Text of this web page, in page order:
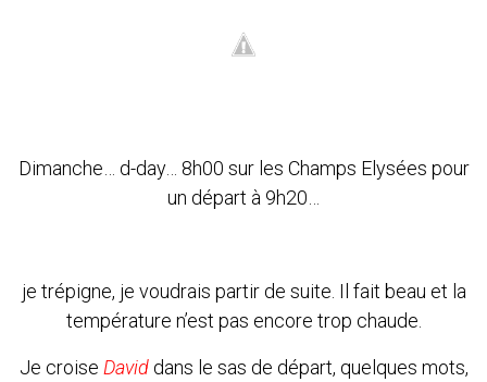
Dimanche… d-day… 8h00 sur les Champs Elysées pour
un départ à 9h20…
je trépigne, je voudrais partir de suite. Il fait beau et la
température n’est pas encore trop chaude.
Je croise Daviddans le sas de départ, quelques mots,